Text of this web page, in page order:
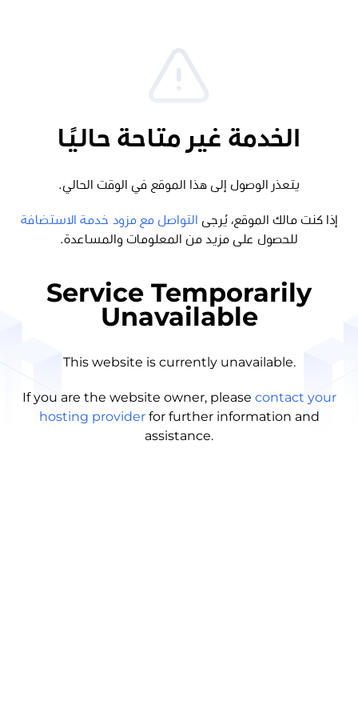
الخدمة غير متاحة حاليًا
يتعذر الوصول إلى هذا الموقع في الوقت الحالي.
إذا كنت مالك الموقع، يُرجى
التواصل مع مزود خدمة الاستضافة
للحصول على مزيد من المعلومات والمساعدة.
Service Temporarily
Unavailable
This website is currently unavailable.
If you are the website owner, please contact your
hosting provider for further information and
assistance.